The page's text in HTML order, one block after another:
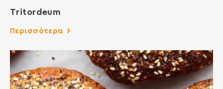
Τritordeum
Περισσότερα